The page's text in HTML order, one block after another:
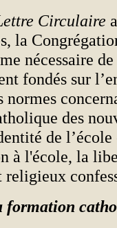
Circulaire
la
nécessaire
fondés sur
des
de
à l'école, la
religieux
formation